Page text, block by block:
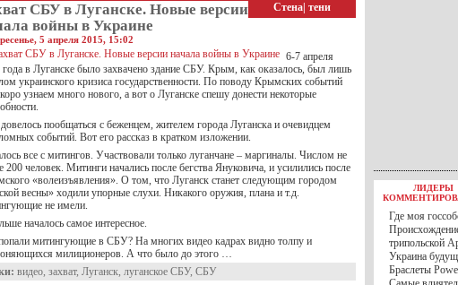
Стена тени
СБУ в Луганске. Новые версии
войны в Украине
5 апреля 2015, 15:02
6-7 апреля
года в Луганске было захвачено здание СБУ. Крым, как оказалось, был лишь
украинского кризиса государственности. По поводу Крымских событий
узнаем много нового, а вот о Луганске спешу донести некоторые
пообщаться с беженцем, жителем города Луганска и очевидцем
событий. Вот его рассказ в кратком изложении.
все с митингов. Участвовали только луганчане – маргиналы. Числом не
200 человек. Митинги начались после бегства Януковича, и усилились после
«волеизъявления». О том, что Луганск станет следующим городом
весны» ходили упорные слухи. Никакого оружия, плана и т.д.
не имели.
началось самое интересное.
митингующие в СБУ? На многих видео кадрах видно толпу и
милиционеров. А что было до этого …
видео, захват, Луганск, луганское СБУ, СБУ
30 Ноября С 1
30 Ноября
РФ
27 Ноября
ВВП
госбюджете
27 Ноября
Турции
17 Ноября
ЛИДЕРЫ
Где моя
трипольской
Украина
Браслеты